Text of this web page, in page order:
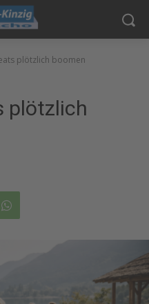
plötzlich boomen
plötzlich